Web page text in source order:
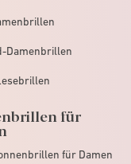
Damenbrillen
für
für Damen